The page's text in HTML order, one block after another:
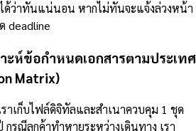
ด้ว่าทันแน่นอน หากไม่ทันจะแจ้งล่วงหน้า
deadline
ะห์ข้อกำหนดเอกสารตามประเทศ
Matrix)
าเก็บไฟล์ดิจิทัลและสำเนาควบคุม 1 ชุด
รณีลูกค้าทำหายระหว่างเดินทาง เรา